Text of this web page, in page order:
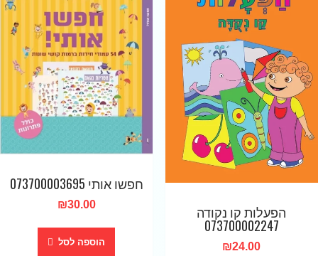
הפעלות קו נקודה
073700002247
₪24.00
חפשו אותי 073700003695
₪30.00
הוספה לסל